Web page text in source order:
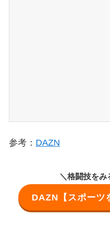
参考： DAZN
＼格闘技をみ
DAZN【スポーツ